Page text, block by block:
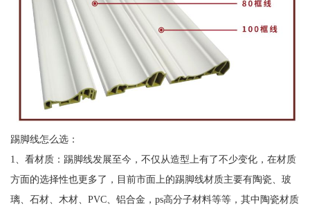
踢脚线怎么选：
1、看材质：踢脚线发展至今，不仅从造型上有了不少变化，在材质
方面的选择性也更多了，目前市面上的踢脚线材质主要有陶瓷、玻
璃、石材、木材、PVC、铝合金，ps高分子材料等等，其中陶瓷材质